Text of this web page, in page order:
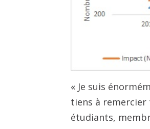
« Je suis
tiens à remercier
étudiants,